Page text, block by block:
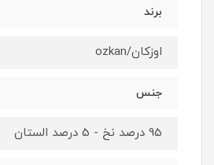
برند
اوزکان/ozkan
جنس
95 درصد نخ - 5 درصد الستان